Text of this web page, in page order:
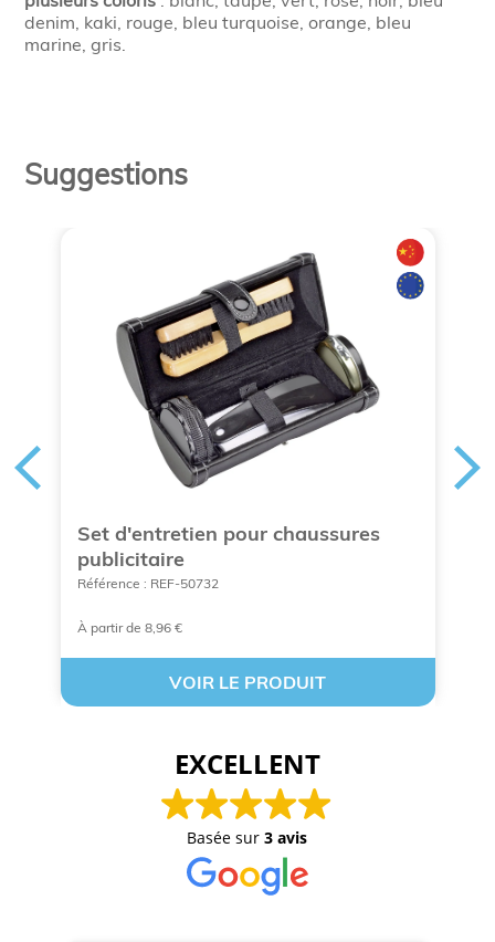
denim, kaki, rouge, bleu turquoise, orange, bleu
marine, gris.
Suggestions
Set d'entretien pour chaussures
publicitaire
Référence : REF-50732
À partir de 8,96 €
VOIR LE PRODUIT
EXCELLENT
Basée sur3 avis